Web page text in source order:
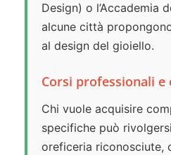
Design) o l’Accademia
alcune città
al design del gioiello.
Corsi professionali
Chi vuole acquisire
specifiche può
oreficeria riconosciute,